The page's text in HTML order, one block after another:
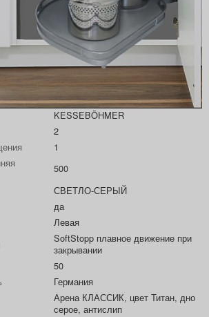
0479310102
KESSEBÖHMER
KESSEBÖHMER
2
1
500
СВЕТЛО-СЕРЫЙ
да
Левая
SoftStopp плавное движение при
закрывании
50
Германия
Арена КЛАССИК, цвет Титан, дно
серое, антислип